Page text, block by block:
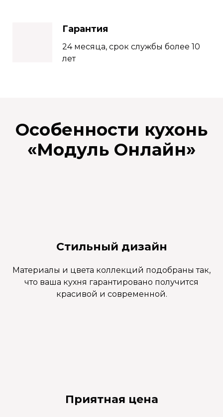
Гарантия
24 месяца, срок службы более 10
лет
Особенности кухонь
«Модуль Онлайн»
Стильный дизайн
Материалы и цвета коллекций подобраны так,
что ваша кухня гарантировано получится
красивой и современной.
Приятная цена